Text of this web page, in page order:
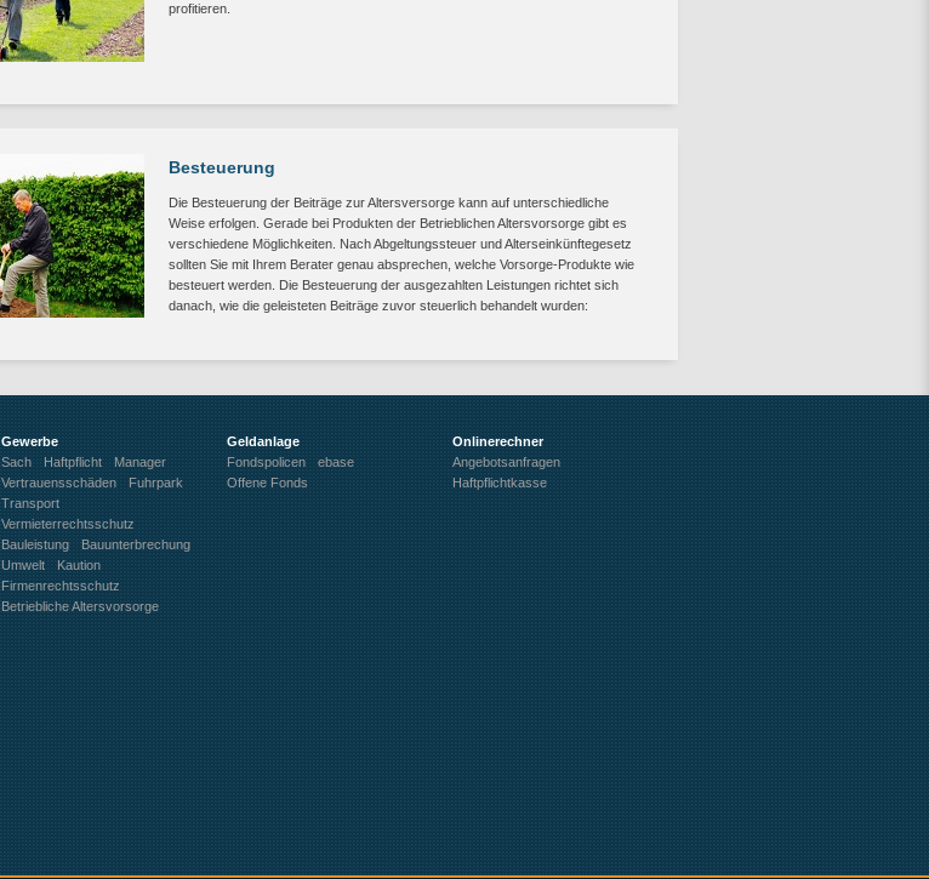
profitieren.
Besteuerung
Die Besteuerung der Beiträge zur Altersversorge kann auf unterschiedliche
Weise erfolgen. Gerade bei Produkten der Betrieblichen Altersvorsorge gibt es
verschiedene Möglichkeiten. Nach Abgeltungssteuer und Alterseinkünftegesetz
sollten Sie mit Ihrem Berater genau absprechen, welche Vorsorge-Produkte wie
besteuert werden. Die Besteuerung der ausgezahlten Leistungen richtet sich
danach, wie die geleisteten Beiträge zuvor steuerlich behandelt wurden:
Gewerbe
Sach
Haftpflicht
Manager
Vertrauensschäden
Fuhrpark
Transport
Vermieterrechtsschutz
Bauleistung
Bauunterbrechung
Umwelt
Kaution
Firmenrechtsschutz
Betriebliche Altersvorsorge
Geldanlage
Fondspolicen
ebase
Offene Fonds
Onlinerechner
Angebotsanfragen
Haftpflichtkasse